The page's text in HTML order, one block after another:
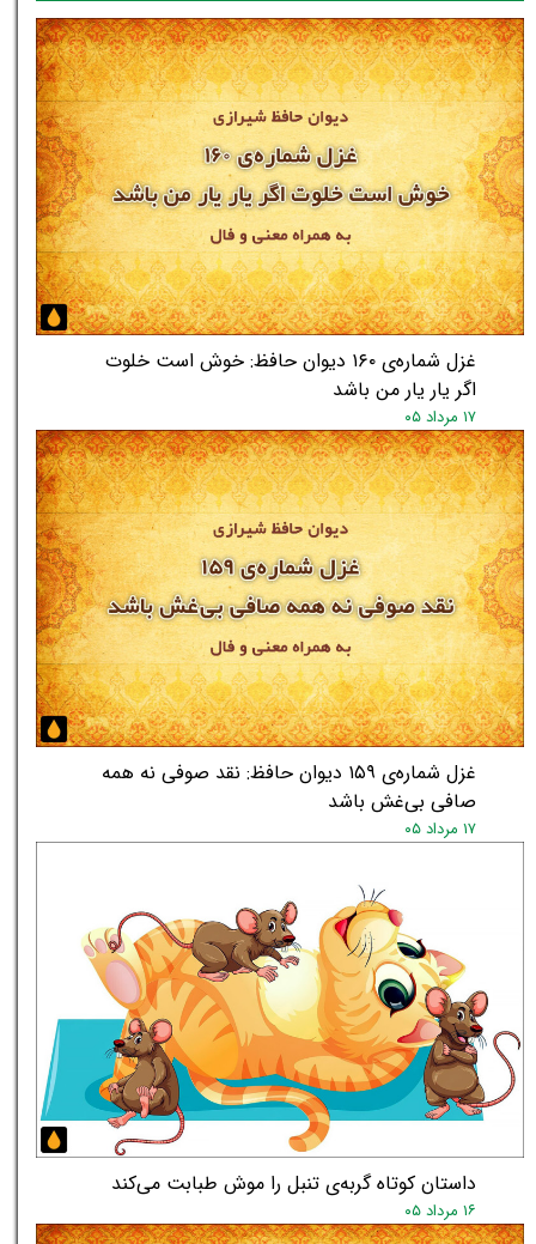
غزل شماره‌ی ۱۶۰ دیوان حافظ: خوش است خلوت
اگر یار یار من باشد
۱۷ مرداد ۰۵
غزل شماره‌ی ۱۵۹ دیوان حافظ: نقد صوفی نه همه
صافی بی‌غش باشد
۱۷ مرداد ۰۵
داستان کوتاه گربه‌ی تنبل را موش طبابت می‌کند
۱۶ مرداد ۰۵